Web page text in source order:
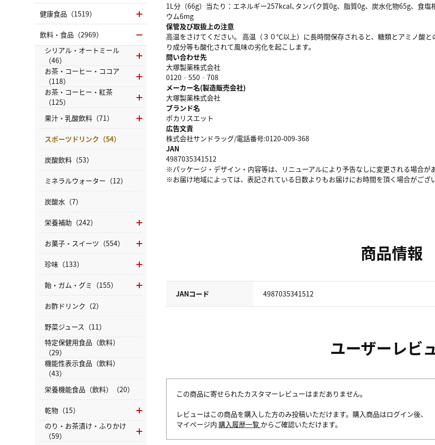
1L分（66g）当たり：エネルギー257kcal､タンパク質0g、脂質0g、炭水化物65g、食
ウム6mg
保管及び取扱上の注意
高温をさけてください。 高温（３０℃以上）に長時間保存されると、糖類とアミノ酸
り成分等も酸化されて風味の劣化を起こします。
問い合わせ先
大塚製薬株式会社
0120‐550‐708
メーカー名(製造販売会社)
大塚製薬株式会社
ブランド名
ポカリスエット
広告文責
株式会社サンドラッグ/電話番号:0120-009-368
JAN
4987035341512
※パッケージ・デザイン・内容等は、リニューアルにより予告なしに変更される場合が
※お届け地域によっては、表記されている日数よりもお届けにお時間を頂く場合がござい
商品情報
JANコード 4987035341512
ユーザーレビ
この商品に寄せられたカスタマーレビューはまだありません。
レビューはこの商品を購入した方のみ投稿いただけます。購入商品はログイン後、
マイページ内 購入履歴一覧 からご確認いただけます。
健康食品（1519）
飲料・食品（2969）
シリアル・オートミール
（46）
お茶・コーヒー・ココア
（118）
お茶・コーヒー・紅茶
（125）
果汁・乳酸飲料（71）
スポーツドリンク（54）
炭酸飲料（53）
ミネラルウォーター（12）
炭酸水（7）
栄養補助（242）
お菓子・スイーツ（554）
珍味（133）
飴・ガム・グミ（155）
お酢ドリンク（2）
野菜ジュース（11）
特定保健用食品（飲料）
（29）
機能性表示食品（飲料）
（43）
栄養機能食品（飲料）（20）
乾物（15）
のり・お茶漬け・ふりかけ
（59）